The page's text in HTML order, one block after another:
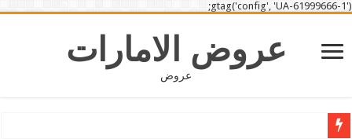
gtag('config', 'UA-61999666-1');
عروض الامارات
عروض